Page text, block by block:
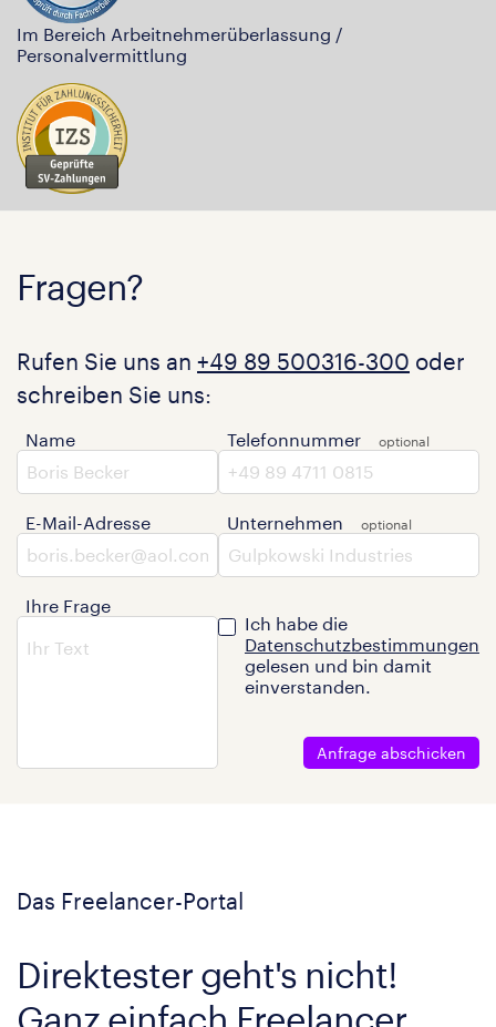
Im Bereich Arbeitnehmerüberlassung /
Personalvermittlung
Fragen?
Rufen Sie uns an +49 89 500316-300 oder
schreiben Sie uns:
Name
E-Mail-Adresse
Ihre Frage
Telefonnummer
Unternehmen
Ich habe die
Datenschutzbestimmungen
gelesen und bin damit
einverstanden.
Anfrage abschicken
Das Freelancer-Portal
Direktester geht's nicht!
Ganz einfach Freelancer